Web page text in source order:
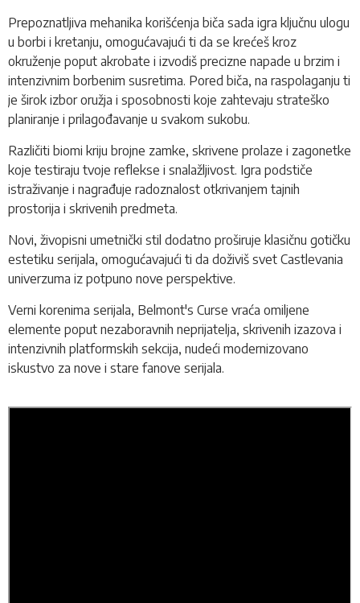
Prepoznatljiva mehanika korišćenja biča sada igra ključnu ulogu
u borbi i kretanju, omogućavajući ti da se krećeš kroz
okruženje poput akrobate i izvodiš precizne napade u brzim i
intenzivnim borbenim susretima. Pored biča, na raspolaganju ti
je širok izbor oružja i sposobnosti koje zahtevaju strateško
planiranje i prilagođavanje u svakom sukobu.
Različiti biomi kriju brojne zamke, skrivene prolaze i zagonetke
koje testiraju tvoje reflekse i snalažljivost. Igra podstiče
istraživanje i nagrađuje radoznalost otkrivanjem tajnih
prostorija i skrivenih predmeta.
Novi, živopisni umetnički stil dodatno proširuje klasičnu gotičku
estetiku serijala, omogućavajući ti da doživiš svet Castlevania
univerzuma iz potpuno nove perspektive.
Verni korenima serijala, Belmont's Curse vraća omiljene
elemente poput nezaboravnih neprijatelja, skrivenih izazova i
intenzivnih platformskih sekcija, nudeći modernizovano
iskustvo za nove i stare fanove serijala.